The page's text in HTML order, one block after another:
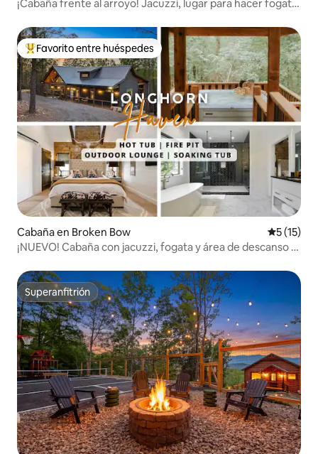
¡Cabaña frente al arroyo! Jacuzzi, lugar para hacer fogata,
De los mejores en Favorito entre huéspedes
Favorito entre huéspedes
Cabaña en Broken Bow
5 (15)
¡NUEVO! Cabaña con jacuzzi, fogata y área de descanso al
Superanfitrión
Superanfitrión